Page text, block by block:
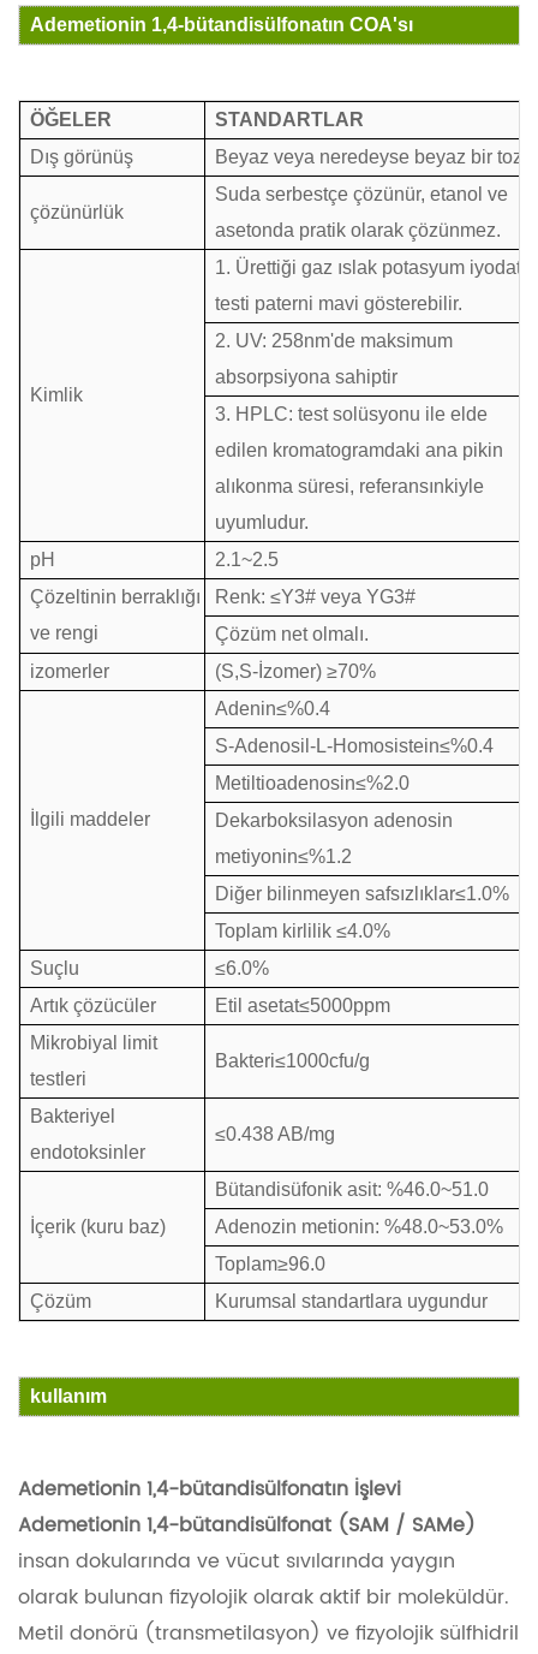
Ademetionin 1,4-bütandisülfonatın COA'sı
ÖĞELER
STANDARTLAR
Dış görünüş
Beyaz veya neredeyse beyaz bir toz
çözünürlük
Suda serbestçe çözünür, etanol ve
asetonda pratik olarak çözünmez.
Kimlik
1. Ürettiği gaz ıslak potasyum iyodat
testi paterni mavi gösterebilir.
2. UV: 258nm'de maksimum
absorpsiyona sahiptir
3. HPLC: test solüsyonu ile elde
edilen kromatogramdaki ana pikin
alıkonma süresi, referansınkiyle
uyumludur.
pH
2.1~2.5
Çözeltinin berraklığı
ve rengi
Renk: ≤Y3# veya YG3#
Çözüm net olmalı.
izomerler
(S,S-İzomer) ≥70%
İlgili maddeler
Adenin≤%0.4
S-Adenosil-L-Homosistein≤%0.4
Metiltioadenosin≤%2.0
Dekarboksilasyon adenosin
metiyonin≤%1.2
Diğer bilinmeyen safsızlıklar≤1.0%
Toplam kirlilik ≤4.0%
Suçlu
≤6.0%
Artık çözücüler
Etil asetat≤5000ppm
Mikrobiyal limit
testleri
Bakteri≤1000cfu/g
Bakteriyel
endotoksinler
≤0.438 AB/mg
İçerik (kuru baz)
Bütandisüfonik asit: %46.0~51.0
Adenozin metionin: %48.0~53.0%
Toplam≥96.0
Çözüm
Kurumsal standartlara uygundur
kullanım
Ademetionin 1,4-bütandisülfonatın İşlevi
Ademetionin 1,4-bütandisülfonat (SAM / SAMe)
insan dokularında ve vücut sıvılarında yaygın
olarak bulunan fizyolojik olarak aktif bir moleküldür.
Metil donörü (transmetilasyon) ve fizyolojik sülfhidril